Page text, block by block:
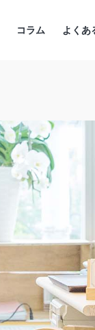
コラム よくあ